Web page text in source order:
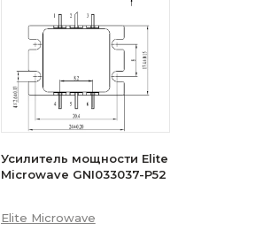
Усилитель мощности Elite
Microwave GNI033037-P52
Elite Microwave